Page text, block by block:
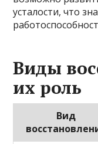
усталости, что
Виды
их роль
Вид